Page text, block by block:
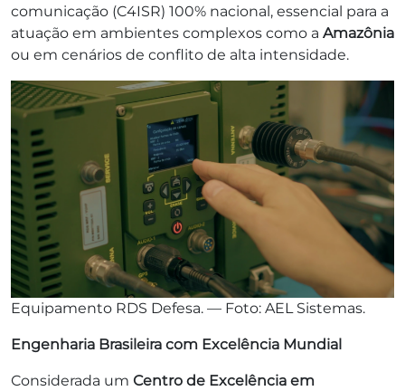
comunicação (C4ISR) 100% nacional, essencial para a
atuação em ambientes complexos como a Amazônia
ou em cenários de conflito de alta intensidade.
Equipamento RDS Defesa. — Foto: AEL Sistemas.
Engenharia Brasileira com Excelência Mundial
Considerada um Centro de Excelência em